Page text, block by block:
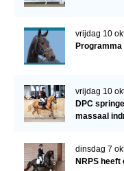
vrijdag 10
vrijdag 10
DPC
massaal
dinsdag 7
NRPS